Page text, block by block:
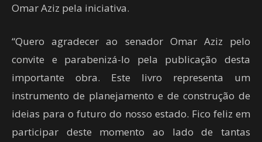
Omar Aziz pela iniciativa.
“Quero agradecer ao senador Omar Aziz pelo
convite e parabenizá-lo pela publicação desta
importante obra. Este livro representa um
instrumento de planejamento e de construção de
ideias para o futuro do nosso estado. Fico feliz em
participar deste momento ao lado de tantas